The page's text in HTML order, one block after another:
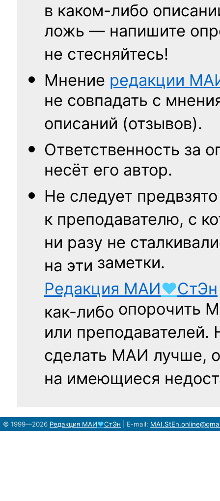
в каком-либо
ложь — напишите
не стесняйтесь!
Мнение редакции
не совпадать с
описаний (отзывов).
Ответственность за
несёт его автор.
Не следует
к преподавателю, с
ни разу не
на эти заметки.
Редакция МАИ♥СтЭн
как-либо опорочить
или
сделать МАИ лучше,
на имеющиеся
© 1999—2026 Редакция МАИ♥СтЭн E-mail: